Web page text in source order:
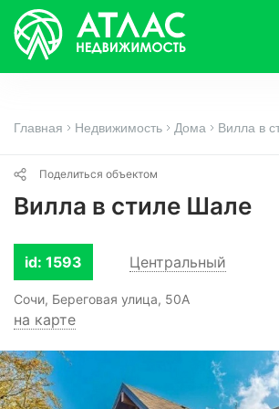
Главная Недвижимость Дома Вилла в
Поделиться объектом
Вилла в стиле Шале
id: 1593 Центральный
Сочи, Береговая улица, 50А
на карте